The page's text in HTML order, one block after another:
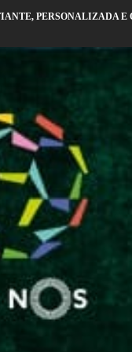
PERSONALIZADA